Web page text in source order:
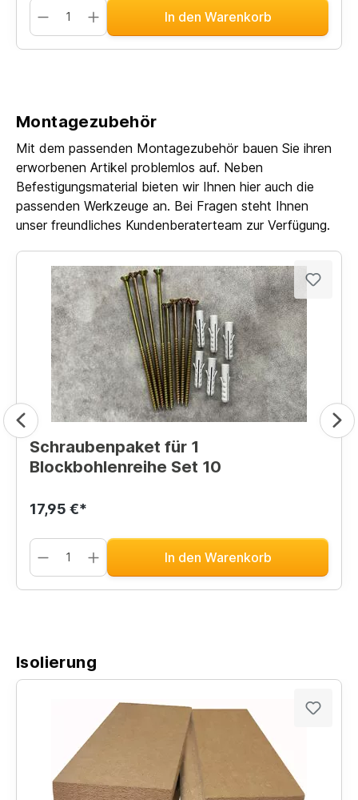
In den Warenkorb
Montagezubehör
Mit dem passenden Montagezubehör bauen Sie ihren
erworbenen Artikel problemlos auf. Neben
Befestigungsmaterial bieten wir Ihnen hier auch die
passenden Werkzeuge an. Bei Fragen steht Ihnen
unser freundliches Kundenberaterteam zur Verfügung.
Schraubenpaket für 1
Blockbohlenreihe Set 10
17,95 €*
In den Warenkorb
Isolierung